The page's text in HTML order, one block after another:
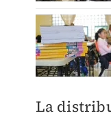
La